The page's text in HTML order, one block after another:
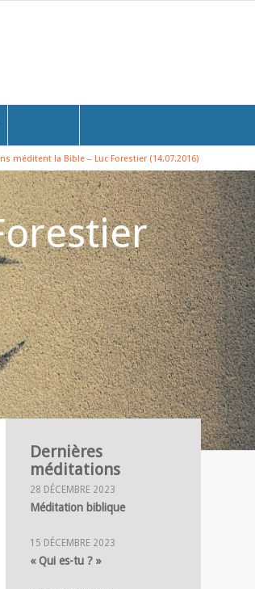
méditent la Bible – Luc Forestier (14.07.2016)
Dernières
méditations
28 DÉCEMBRE 2023
Méditation biblique
15 DÉCEMBRE 2023
« Qui es-tu ? »